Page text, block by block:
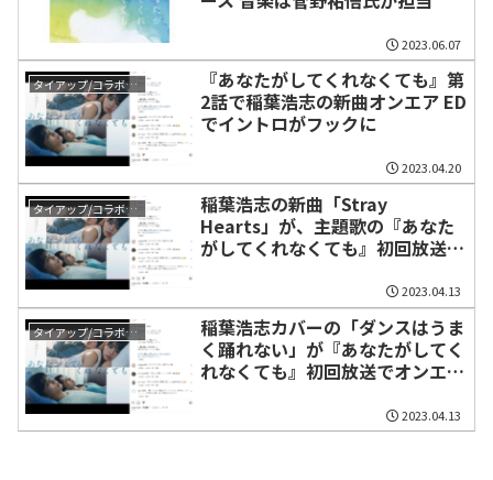
2023.06.07
タイアップ/コラボレーション
『あなたがしてくれなくても』第
2話で稲葉浩志の新曲オンエア ED
でイントロがフックに
2023.04.20
タイアップ/コラボレーション
稲葉浩志の新曲「Stray
Hearts」が、主題歌の『あなた
がしてくれなくても』初回放送で
2023.04.13
タイアップ/コラボレーション
稲葉浩志カバーの「ダンスはうま
く踊れない」が『あなたがしてく
れなくても』初回放送でオンエ
2023.04.13